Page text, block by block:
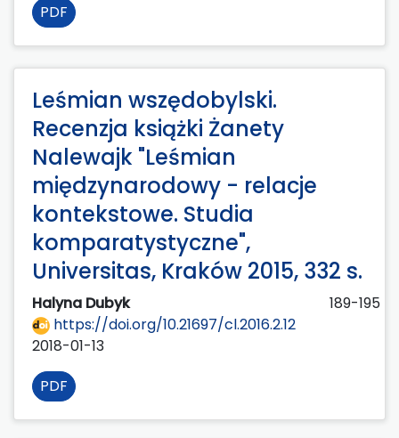
PDF
Leśmian wszędobylski.
Recenzja książki Żanety
Nalewajk "Leśmian
międzynarodowy - relacje
kontekstowe. Studia
komparatystyczne",
Universitas, Kraków 2015, 332 s.
Halyna Dubyk
189-195
https://doi.org/10.21697/cl.2016.2.12
2018-01-13
PDF